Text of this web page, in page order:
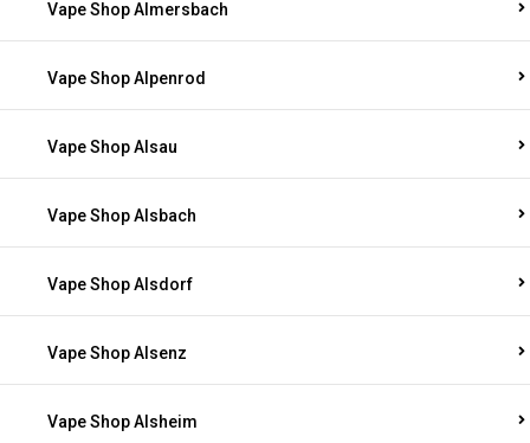
Vape Shop Almersbach
Vape Shop Alpenrod
Vape Shop Alsau
Vape Shop Alsbach
Vape Shop Alsdorf
Vape Shop Alsenz
Vape Shop Alsheim